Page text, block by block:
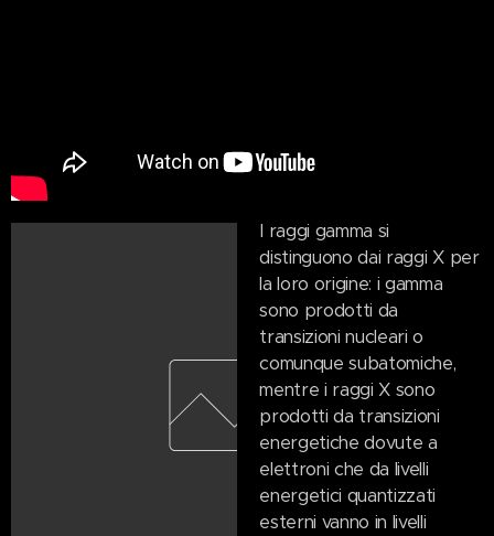
I raggi gamma si
distinguono dai raggi X per
la loro origine: i gamma
sono prodotti da
transizioni nucleari o
comunque subatomiche,
mentre i raggi X sono
prodotti da transizioni
energetiche dovute a
elettroni che da livelli
energetici quantizzati
esterni vanno in livelli